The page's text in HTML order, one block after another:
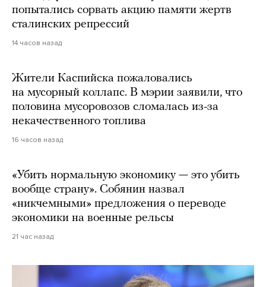
попытались сорвать акцию памяти жертв
сталинских репрессий
14 часов назад
Жители Каспийска пожаловались
на мусорный коллапс. В мэрии заявили, что
половина мусоровозов сломалась из-за
некачественного топлива
16 часов назад
«Убить нормальную экономику — это убить
вообще страну». Собянин назвал
«никчемными» предложения о переводе
экономики на военные рельсы
21 час назад